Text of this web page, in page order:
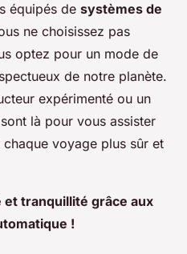
équipés de systèmes de
ne choisissez pas
optez pour un mode de
de notre planète.
expérimenté ou un
là pour vous assister
voyage plus sûr et
tranquillité grâce aux
!